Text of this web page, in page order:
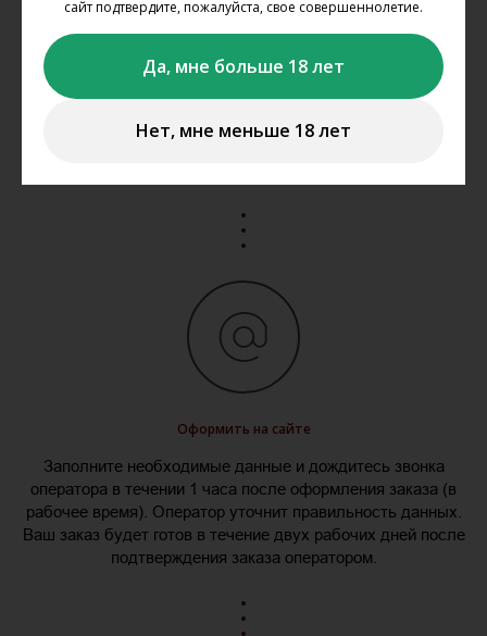
сайт подтвердите, пожалуйста, свое совершеннолетие.
Да, мне больше 18 лет
Нет, мне меньше 18 лет
Выбирайте понравившиеся товары в каталоге сайта,
Оформить на сайте
Заполните необходимые данные и дождитесь звонка
оператора в течении 1 часа после оформления заказа (в
рабочее время). Оператор уточнит правильность данных.
Ваш заказ будет готов в течение двух рабочих дней после
подтверждения заказа оператором.